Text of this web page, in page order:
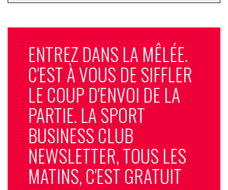
ENTREZ DANS LA MÊLÉE.
C'EST À VOUS DE SIFFLER
LE COUP D'ENVOI DE LA
PARTIE. LA SPORT
BUSINESS CLUB
NEWSLETTER, TOUS LES
MATINS, C'EST GRATUIT